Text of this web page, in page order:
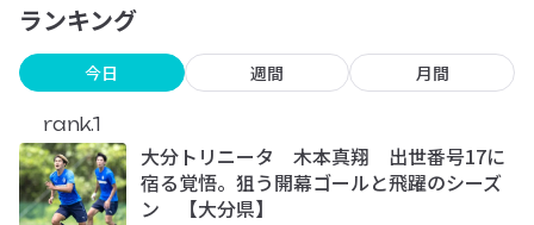
ランキング
今日 週間 月間
rank.1
大分トリニータ 木本真翔 出世番号17に
宿る覚悟。狙う開幕ゴールと飛躍のシーズ
ン 【大分県】